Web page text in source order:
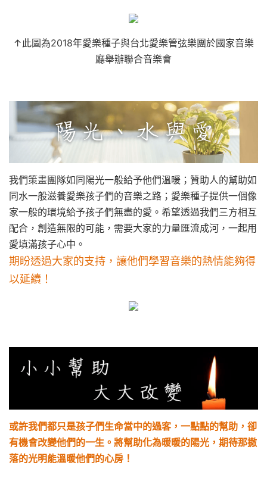
↑此圖為2018年愛樂種子與台北愛樂管弦樂團於國家音樂
廳舉辦聯合音樂會
我們策畫團隊如同陽光一般給予他們溫暖；贊助人的幫助如
同水一般滋養愛樂孩子們的音樂之路；愛樂種子提供一個像
家一般的環境給予孩子們無盡的愛。希望透過我們三方相互
配合，創造無限的可能，需要大家的力量匯流成河，一起用
愛填滿孩子心中。
期盼透過大家的支持，讓他們學習音樂的熱情能夠得
以延續！
或許我們都只是孩子們生命當中的過客，一點點的幫助，卻
有機會改變他們的一生。將幫助化為暖暖的陽光，期待那撒
落的光明能溫暖他們的心房！